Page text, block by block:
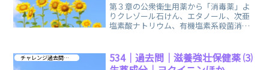
第３章の公衆衛生用薬から「消毒薬」よ
りクレゾール石けん、エタノール、次亜
塩素酸ナトリウム、有機塩素系殺菌消毒
チャレンジ過去問 第３章
534｜過去問｜滋養強壮保健薬 ⑶